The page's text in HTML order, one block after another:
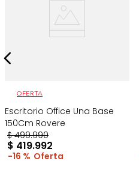
OFERTA
Escritorio Office Una Base
150Cm Rovere
$ 499.990
$ 419.992
16 %